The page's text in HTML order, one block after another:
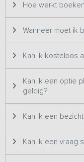
Hoe werkt
Wanneer moet ik
Kan ik kosteloos
Kan ik een optie
geldig?
Kan ik een
Kan ik een vraag